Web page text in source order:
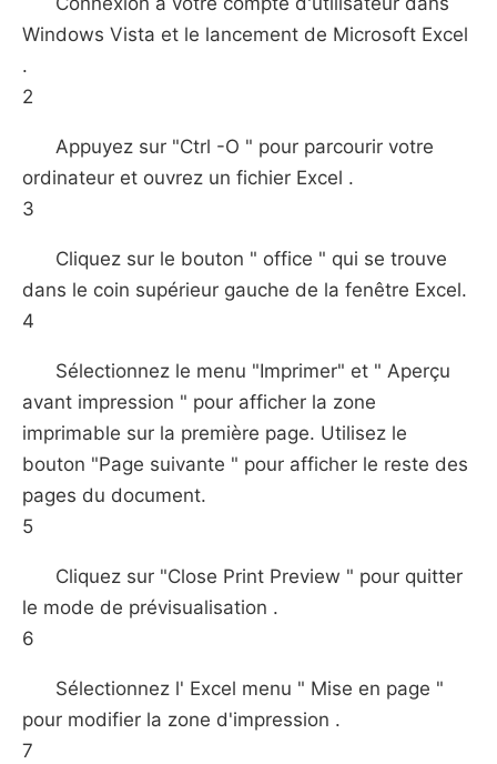
Windows Vista et le lancement de Microsoft Excel
.
2
Appuyez sur "Ctrl -O " pour parcourir votre
ordinateur et ouvrez un fichier Excel .
3
Cliquez sur le bouton " office " qui se trouve
dans le coin supérieur gauche de la fenêtre Excel.
4
Sélectionnez le menu "Imprimer" et " Aperçu
avant impression " pour afficher la zone
imprimable sur la première page. Utilisez le
bouton "Page suivante " pour afficher le reste des
pages du document.
5
Cliquez sur "Close Print Preview " pour quitter
le mode de prévisualisation .
6
Sélectionnez l' Excel menu " Mise en page "
pour modifier la zone d'impression .
7